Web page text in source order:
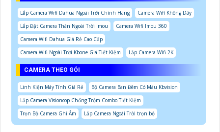
Lắp Camera Wifi Dahua Ngoài Trời Chính Hãng
Camera Wifi Không Dây
Lắp Đặt Camera Thân Ngoài Trời Imou
Camera Wifi Imou 360
Camera Wifi Dahua Giá Rẻ Cao Cấp
Camera Wifi Ngoài Trời Kbone Giá Tiết Kiệm
Lắp Camera Wifi 2K
CAMERA THEO GÓI
Linh Kiện Máy Tính Giá Rẻ
Bộ Camera Ban Đêm Có Màu Kbvision
Lắp Camera Visioncop Chống Trộm Combo Tiết Kiệm
Trọn Bộ Camera Ghi Âm
Lắp Camera Ngoài Trời trọn bộ